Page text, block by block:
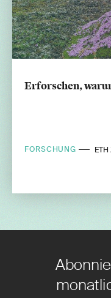
Erforschen,
FORSCHUNG